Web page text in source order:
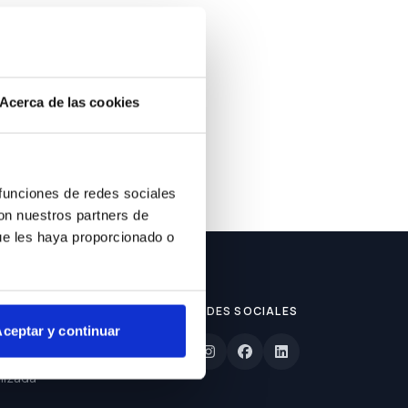
Acerca de las cookies
de redes sociales
nuestros partners de
les haya proporcionado o
y continuar
REDES SOCIALES